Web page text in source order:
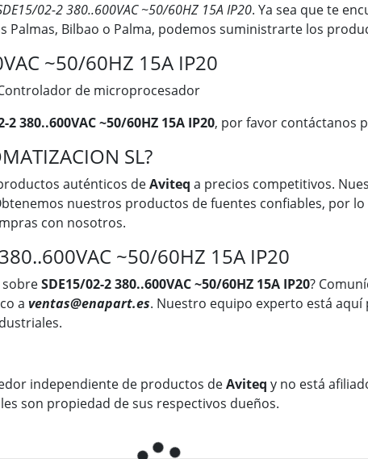
02-2 380..600VAC ~50/60HZ 15A IP20. Ya sea que te
Palmas, Bilbao o Palma, podemos suministrarte los
~50/60HZ 15A IP20
de microprocesador
2 380..600VAC ~50/60HZ 15A IP20, por favor contáctanos
SL?
auténticos deAviteq a precios competitivos.
nuestros productos de fuentes confiables, por
con nosotros.
~50/60HZ 15A IP20
sobreSDE15/02-2 380..600VAC ~50/60HZ 15A IP20?
a ventas@enapart.es. Nuestro equipo experto está
independiente de productos deAviteq y no está
son propiedad de sus respectivos dueños.